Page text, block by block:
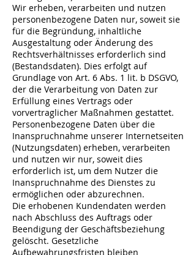
Wir erheben, verarbeiten und nutzen
personenbezogene Daten nur, soweit sie
für die Begründung, inhaltliche
Ausgestaltung oder Änderung des
Rechtsverhältnisses erforderlich sind
(Bestandsdaten). Dies erfolgt auf
Grundlage von Art. 6 Abs. 1 lit. b DSGVO,
der die Verarbeitung von Daten zur
Erfüllung eines Vertrags oder
vorvertraglicher Maßnahmen gestattet.
Personenbezogene Daten über die
Inanspruchnahme unserer Internetseiten
(Nutzungsdaten) erheben, verarbeiten
und nutzen wir nur, soweit dies
erforderlich ist, um dem Nutzer die
Inanspruchnahme des Dienstes zu
ermöglichen oder abzurechnen.
Die erhobenen Kundendaten werden
nach Abschluss des Auftrags oder
Beendigung der Geschäftsbeziehung
gelöscht. Gesetzliche
Aufbewahrungsfristen bleiben